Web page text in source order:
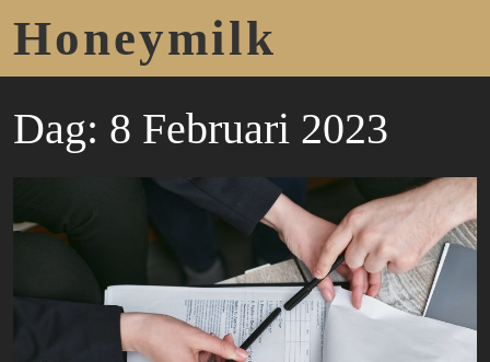
Honeymilk
Dag: 8 Februari 2023